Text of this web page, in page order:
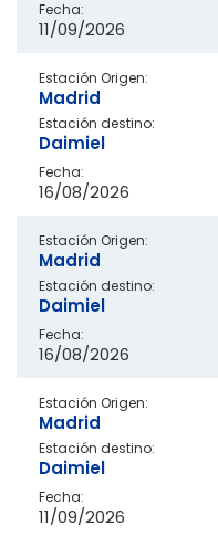
Fecha:
11/09/2026
Estación Origen:
Madrid
Estación destino:
Daimiel
Fecha:
16/08/2026
Estación Origen:
Madrid
Estación destino:
Daimiel
Fecha:
16/08/2026
Estación Origen:
Madrid
Estación destino:
Daimiel
Fecha:
11/09/2026